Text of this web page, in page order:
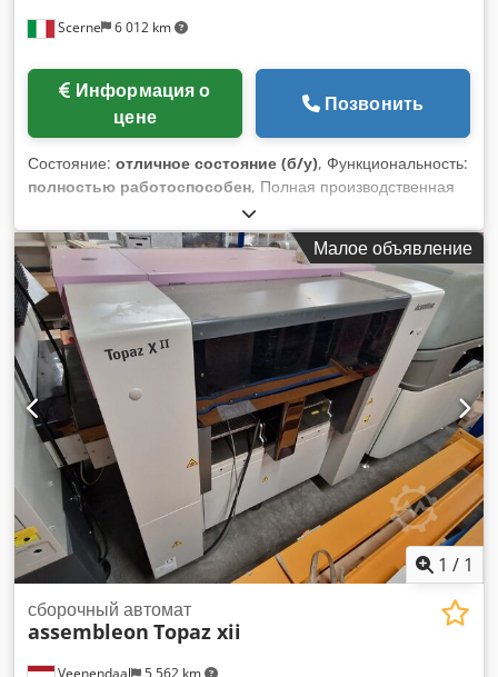
Scerne 6 012 km
цене
Позвонить
Состояние: отличное состояние (б/у), Функциональность:
полностью работоспособен, Полная производственная
линия. Гидравлический проходной пресс для изготовления
мебели. Dedpfx Anezk Tqusvjck Конвейерные ленты для
автоматизированной транспортировки. Трансферный
механизм. 2 опрокидывателя.
Малое объявление
1 / 1
сборочный автомат
assembleon Topaz xii